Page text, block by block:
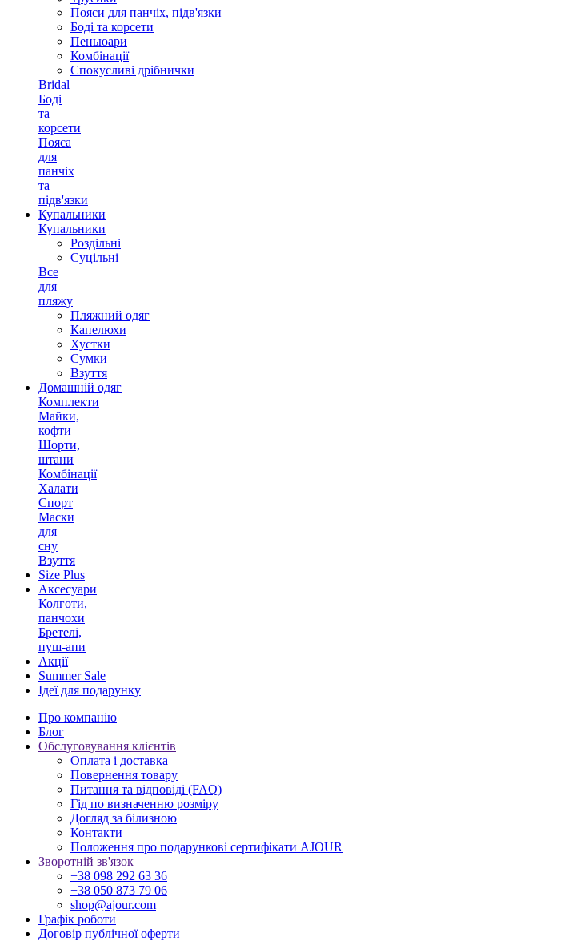
Пояси для панчіх, підв'язки
Боді та корсети
Пеньюари
Комбінації
Спокусливі дрібнички
Bridal
Боді
та
корсети
Пояса
для
панчіх
та
підв'язки
Купальники
Купальники
Роздільні
Суцільні
Все
для
пляжу
Пляжний одяг
Капелюхи
Хустки
Сумки
Взуття
Домашній одяг
Комплекти
Майки,
кофти
Шорти,
штани
Комбінації
Халати
Спорт
Маски
для
сну
Взуття
Size Plus
Аксесуари
Колготи,
панчохи
Бретелі,
пуш-апи
Акції
Summer Sale
Ідеї для подарунку
Про компанію
Блог
Обслуговування клієнтів
Оплата і доставка
Повернення товару
Питання та відповіді (FAQ)
Гід по визначенню розміру
Догляд за білизною
Контакти
Положення про подарункові сертифікати AJOUR
Зворотній зв'язок
+38 098 292 63 36
+38 050 873 79 06
shop@ajour.com
Графік роботи
Договір публічної оферти